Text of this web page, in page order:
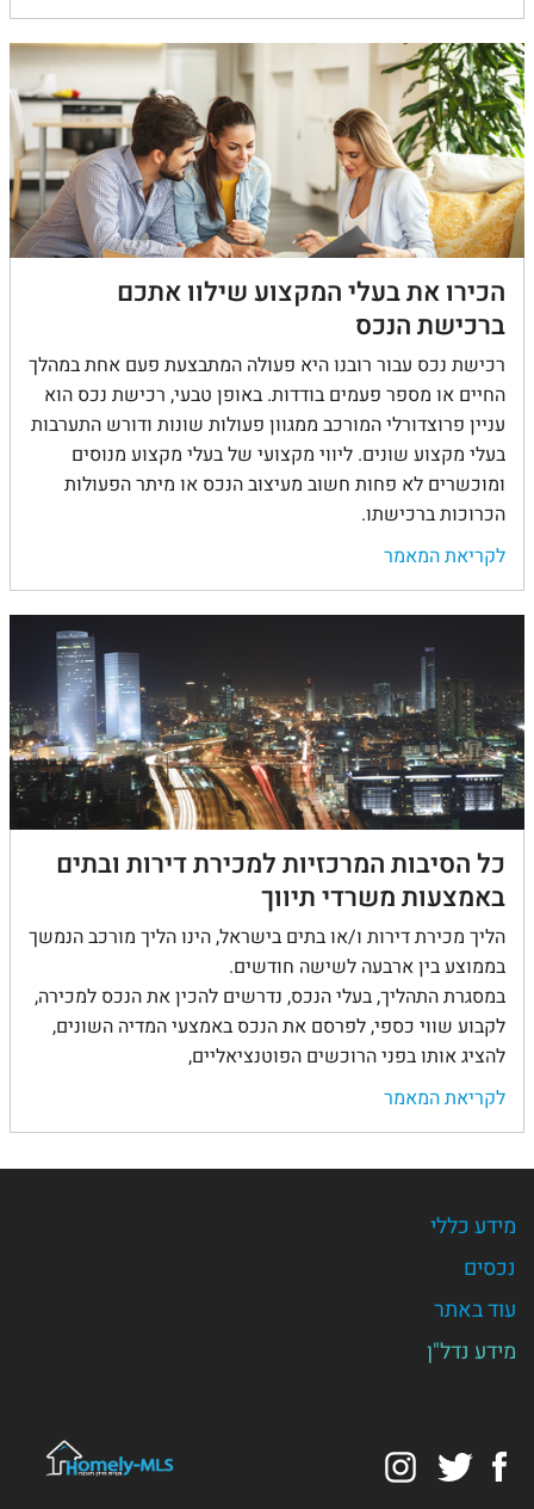
הכירו את בעלי המקצוע שילוו אתכם
ברכישת הנכס
רכישת נכס עבור רובנו היא פעולה המתבצעת פעם אחת במהלך
החיים או מספר פעמים בודדות. באופן טבעי, רכישת נכס הוא
עניין פרוצדורלי המורכב ממגוון פעולות שונות ודורש התערבות
בעלי מקצוע שונים. ליווי מקצועי של בעלי מקצוע מנוסים
ומוכשרים לא פחות חשוב מעיצוב הנכס או מיתר הפעולות
הכרוכות ברכישתו.
לקריאת המאמר
כל הסיבות המרכזיות למכירת דירות ובתים
באמצעות משרדי תיווך
הליך מכירת דירות ו/או בתים בישראל, הינו הליך מורכב הנמשך
בממוצע בין ארבעה לשישה חודשים.
במסגרת התהליך, בעלי הנכס, נדרשים להכין את הנכס למכירה,
לקבוע שווי כספי, לפרסם את הנכס באמצעי המדיה השונים,
להציג אותו בפני הרוכשים הפוטנציאליים,
לקריאת המאמר
מידע כללי
נכסים
עוד באתר
מידע נדל"ן
Facebook
Twitter